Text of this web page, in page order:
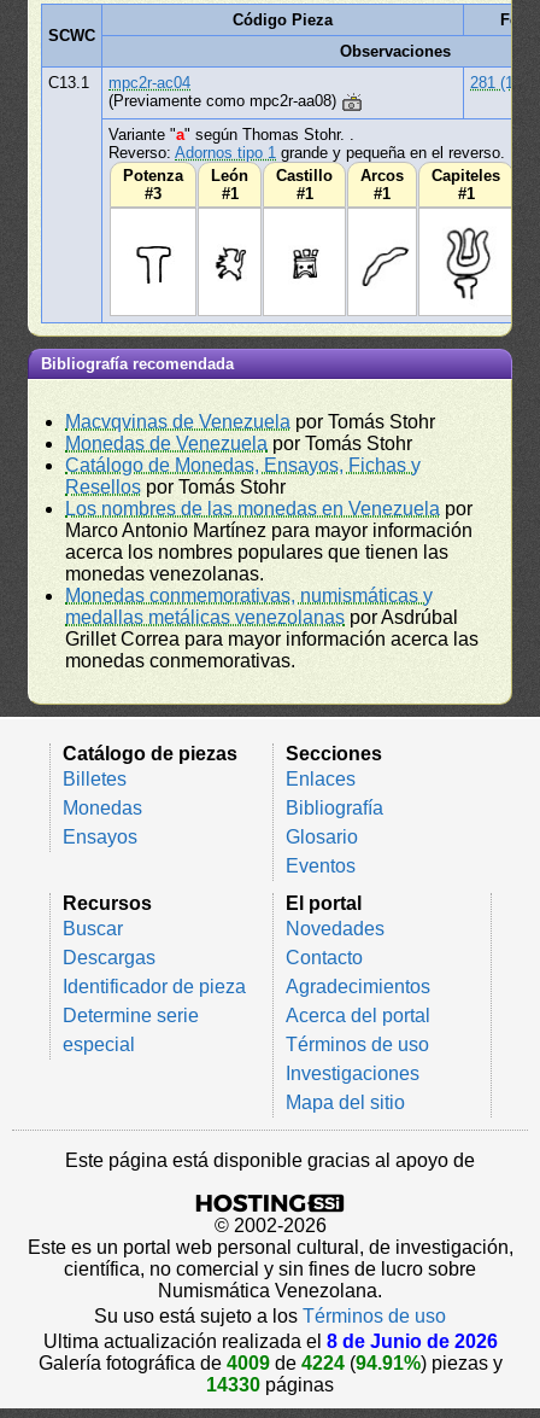
SCWC
Código Pieza
Observaciones
C13.1
mpc2r-ac04
(Previamente como mpc2r-aa08)
281
Variante "a" según Thomas Stohr. .
Reverso:Adornos tipo 1 grande y pequeña en el reverso.
Potenza
#3
León
#1
Castillo
#1
Arcos
#1
Capiteles
#1
Bibliografía recomendada
Macvqvinas de Venezuela por Tomás Stohr
Monedas de Venezuela por Tomás Stohr
Catálogo de Monedas, Ensayos, Fichas y
Resellos por Tomás Stohr
Los nombres de las monedas en Venezuela por
Marco Antonio Martínez para mayor información
acerca los nombres populares que tienen las
monedas venezolanas.
Monedas conmemorativas, numismáticas y
medallas metálicas venezolanas por Asdrúbal
Grillet Correa para mayor información acerca las
monedas conmemorativas.
Catálogo de piezas
Billetes
Monedas
Ensayos
Secciones
Enlaces
Bibliografía
Glosario
Eventos
Recursos
Buscar
Descargas
Identificador de pieza
Determine serie
especial
El portal
Novedades
Contacto
Agradecimientos
Acerca del portal
Términos de uso
Investigaciones
Mapa del sitio
Este página está disponible gracias al apoyo de
© 2002-2026
Este es un portal web personal cultural, de investigación,
científica, no comercial y sin fines de lucro sobre
Numismática Venezolana.
Su uso está sujeto a los Términos de uso
Ultima actualización realizada el 8 de Junio de 2026
Galería fotográfica de 4009de 4224(94.91%) piezas y
14330 páginas